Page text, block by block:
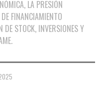
LA PRESIÓN
FINANCIAMIENTO
DE STOCK, INVERSIONES Y